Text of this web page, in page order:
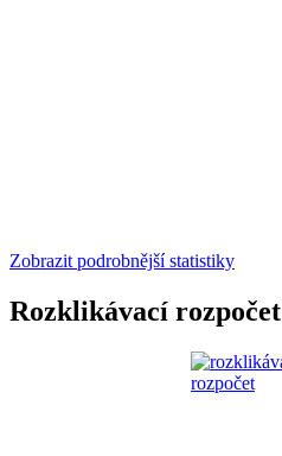
Zobrazit podrobnější statistiky
Rozklikávací rozpočet